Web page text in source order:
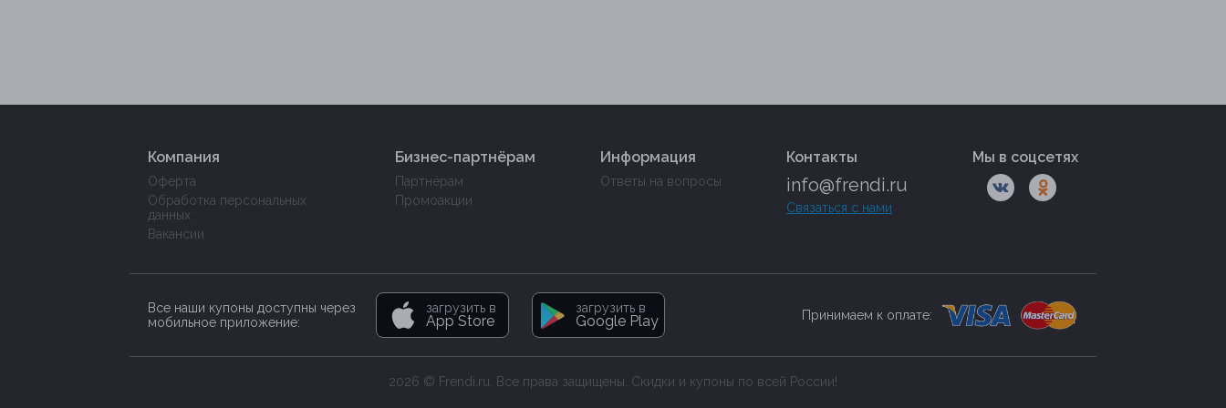
Компания
Оферта
Обработка персональных
данных
Вакансии
Бизнес-партнёрам
Партнёрам
Промоакции
Информация
Ответы на вопросы
Контакты
info@frendi.ru
Связаться с нами
Мы в соцсетях
Все наши купоны доступны через
мобильное приложение:
загрузить в
App Store
загрузить в
Google Play Принимаем к оплате:
2026 © Frendi.ru. Все права защищены. Скидки и купоны по всей России!